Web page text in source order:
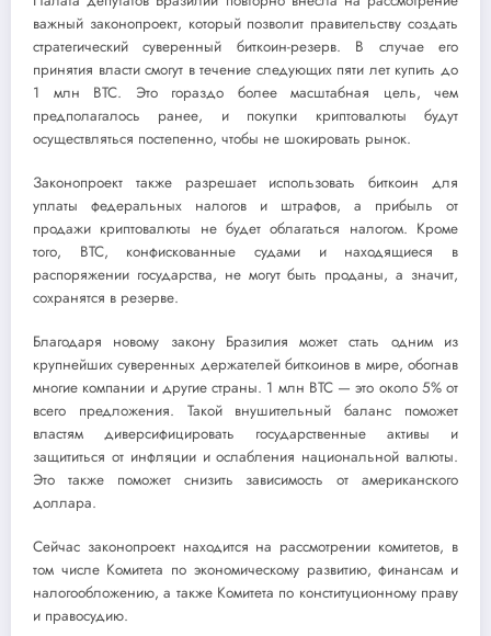
важный законопроект, который позволит правительству создать
стратегический суверенный биткоин-резерв. В случае его
принятия власти смогут в течение следующих пяти лет купить до
1 млн BTC. Это гораздо более масштабная цель, чем
предполагалось ранее, и покупки криптовалюты будут
осуществляться постепенно, чтобы не шокировать рынок.
Законопроект также разрешает использовать биткоин для
уплаты федеральных налогов и штрафов, а прибыль от
продажи криптовалюты не будет облагаться налогом. Кроме
того, BTC, конфискованные судами и находящиеся в
распоряжении государства, не могут быть проданы, а значит,
сохранятся в резерве.
Благодаря новому закону Бразилия может стать одним из
крупнейших суверенных держателей биткоинов в мире, обогнав
многие компании и другие страны. 1 млн BTC — это около 5% от
всего предложения. Такой внушительный баланс поможет
властям диверсифицировать государственные активы и
защититься от инфляции и ослабления национальной валюты.
Это также поможет снизить зависимость от американского
доллара.
Сейчас законопроект находится на рассмотрении комитетов, в
том числе Комитета по экономическому развитию, финансам и
налогообложению, а также Комитета по конституционному праву
и правосудию.